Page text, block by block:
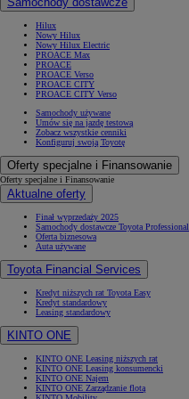
Hilux
Nowy Hilux
Nowy Hilux Electric
PROACE Max
PROACE
PROACE Verso
PROACE CITY
PROACE CITY Verso
Samochody używane
Umów się na jazdę testową
Zobacz wszystkie cenniki
Konfiguruj swoją Toyotę
Oferty specjalne i Finansowanie
Oferty specjalne i Finansowanie
Aktualne oferty
Finał wyprzedaży 2025
Samochody dostawcze Toyota Professional
Oferta biznesowa
Auta używane
Toyota Financial Services
Kredyt niższych rat Toyota Easy
Kredyt standardowy
Leasing standardowy
KINTO ONE
KINTO ONE Leasing niższych rat
KINTO ONE Leasing konsumencki
KINTO ONE Najem
KINTO ONE Zarządzanie flotą